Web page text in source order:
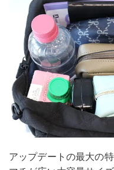
アップデートの最大の